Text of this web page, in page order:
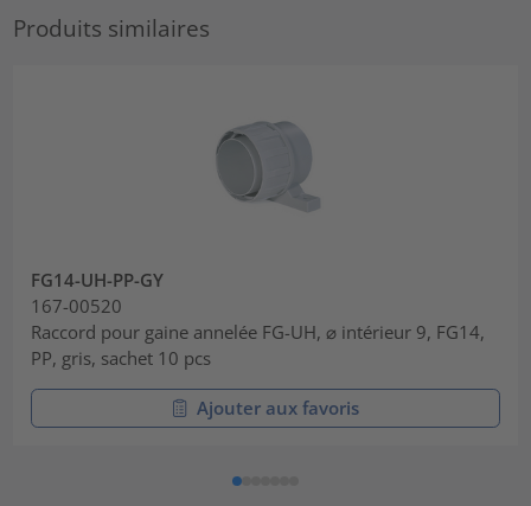
Produits similaires
FG14-UH-PP-GY
167-00520
Raccord pour gaine annelée FG-UH, ⌀ intérieur 9, FG14,
PP, gris, sachet 10 pcs
Ajouter aux favoris